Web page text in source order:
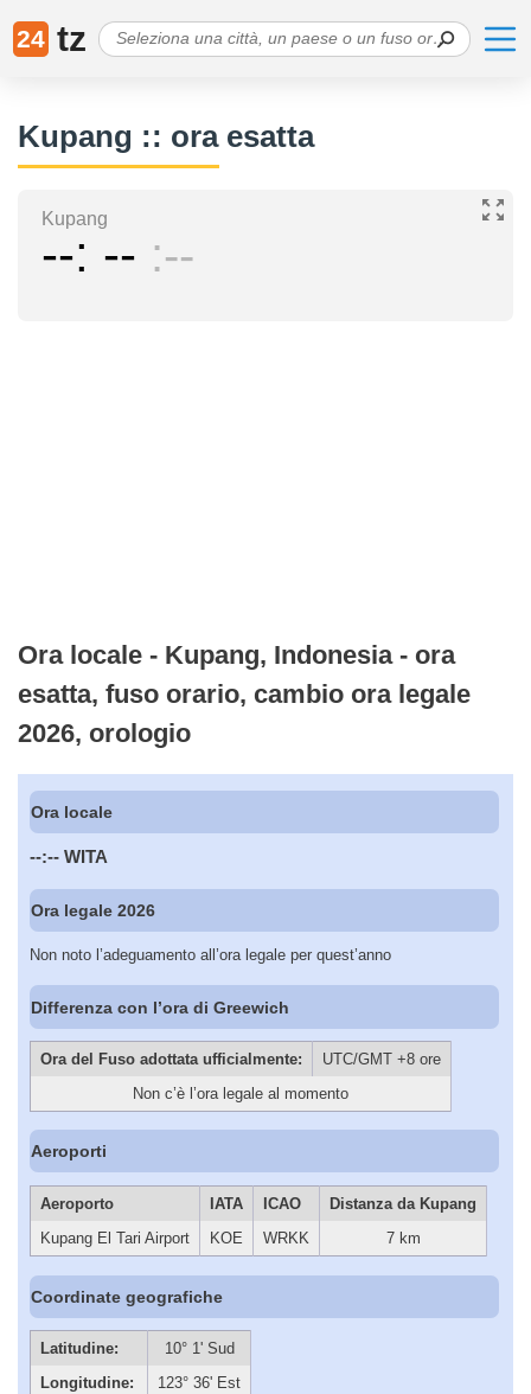
24 tz
Kupang :: ora esatta
Kupang
-- -- --
Ora locale - Kupang, Indonesia - ora
esatta, fuso orario, cambio ora legale
2026, orologio
Ora locale
--:-- WITA
Ora legale 2026
Non noto l’adeguamento all’ora legale per quest’anno
Differenza con l’ora di Greewich
Ora del Fuso adottata ufficialmente:
UTC/GMT +8 ore
Non c’è l’ora legale al momento
Aeroporti
Aeroporto IATA ICAO
Distanza da Kupang
Kupang El Tari Airport
KOE WRKK 7 km
Coordinate geografiche
Latitudine:
10° 1' Sud
Longitudine:
123° 36' Est